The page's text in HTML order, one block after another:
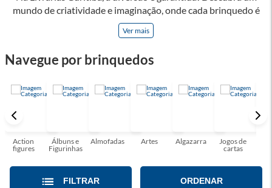
mundo de criatividade e imaginação, onde cada brinquedo é
uma porta para aventuras e aprendizados, que estimulam o
raciocínio, coordenação motora e a sociabilidade. Brincar
Oferecemos opções para todas as idades e interesses, como
memórias inesquecíveis e fortalecer os laços familiares.
Ver mais
Navegue por brinquedos
Action
figures
Álbuns e
Figurinhas
Almofadas Artes Algazarra
Jogos de
cartas
FILTRAR ORDENAR